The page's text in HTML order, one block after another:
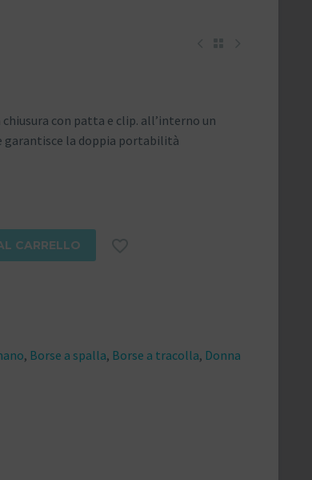
con patta e clip. all’interno un
garantisce la doppia portabilità
CARRELLO
, Borse a spalla, Borse a tracolla, Donna